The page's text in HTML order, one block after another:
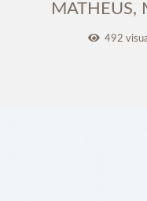
MATHEUS,
492